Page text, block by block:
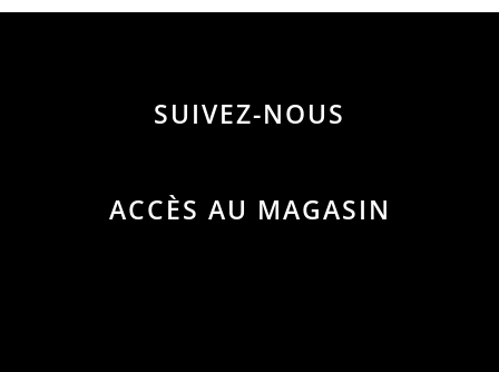
SUIVEZ-NOUS
ACCÈS AU MAGASIN